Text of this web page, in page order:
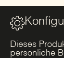
Dieses
persönliche